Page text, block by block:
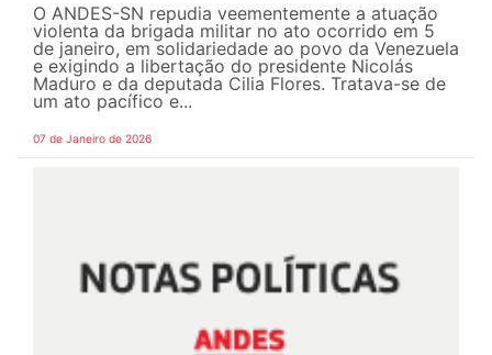
O ANDES-SN repudia veementemente a atuação
violenta da brigada militar no ato ocorrido em 5
de janeiro, em solidariedade ao povo da Venezuela
e exigindo a libertação do presidente Nicolás
Maduro e da deputada Cilia Flores. Tratava-se de
um ato pacífico e...
07 de Janeiro de 2026